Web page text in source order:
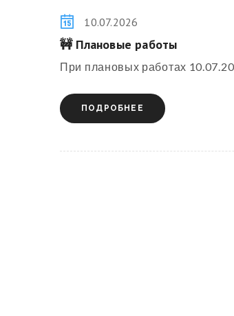
10.07.2026
🚧 Плановые работы
При плановых работах
ПОДРОБНЕЕ